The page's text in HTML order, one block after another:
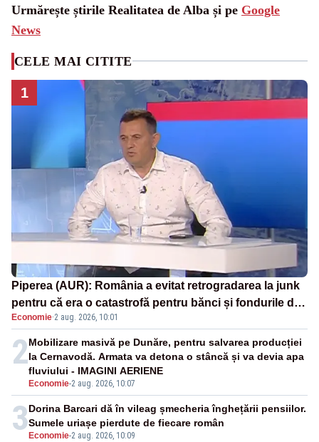
Urmărește știrile Realitatea de Alba și pe Google
News
CELE MAI CITITE
1
Piperea (AUR): România a evitat retrogradarea la junk
pentru că era o catastrofă pentru bănci și fondurile de
pensii
Economie·2 aug. 2026, 10:01
2
Economie-2 aug. 2026, 10:07
Mobilizare masivă pe Dunăre, pentru salvarea producției
la Cernavodă. Armata va detona o stâncă și va devia apa
fluviului - IMAGINI AERIENE
3 Economie-2 aug. 2026, 10:09
Dorina Barcari dă în vileag șmecheria înghețării pensiilor.
Sumele uriașe pierdute de fiecare român